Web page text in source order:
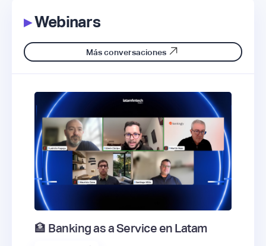
▸Webinars
Más conversaciones
🏦 Banking as a Service en Latam